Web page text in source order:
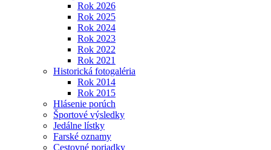
Rok 2026
Rok 2025
Rok 2024
Rok 2023
Rok 2022
Rok 2021
Historická fotogaléria
Rok 2014
Rok 2015
Hlásenie porúch
Športové výsledky
Jedálne lístky
Farské oznamy
Cestovné poriadky